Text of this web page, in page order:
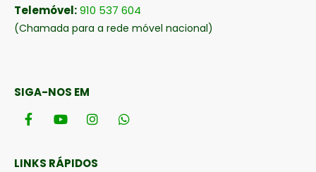
Telemóvel:910 537 604
(Chamada para a rede móvel nacional)
SIGA-NOS EM
LINKS RÁPIDOS